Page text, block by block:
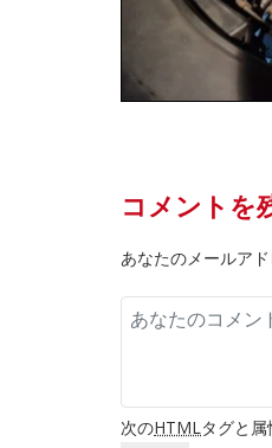
コメントを
あなたのメールア
次のHTML タグと属